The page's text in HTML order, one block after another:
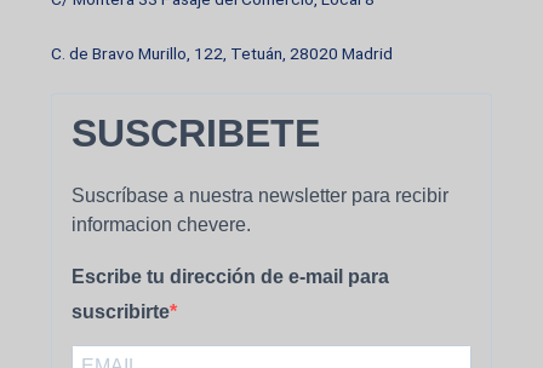
C. de Bravo Murillo, 122, Tetuán, 28020 Madrid
SUSCRIBETE
Suscríbase a nuestra newsletter para recibir
informacion chevere.
Escribe tu dirección de e-mail para
suscribirte